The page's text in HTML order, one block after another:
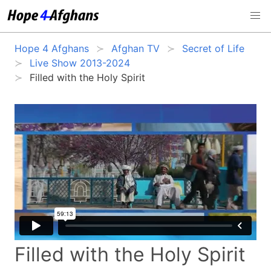
Hope 4 Afghans Afghan TV
Secret of Life
Live Show 2013-2024
Filled with the Holy Spirit
Filled with the Holy Spirit